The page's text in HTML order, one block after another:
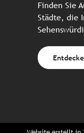
Finden Sie
Städte, die